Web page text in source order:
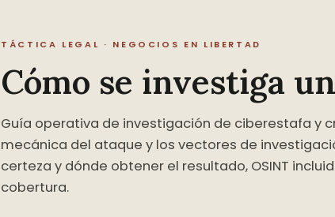
TÁCTICA LEGAL · NEGOCIOS EN LIBERTAD
Cómo se investiga
Guía operativa de investigación de ciberestafa y
mecánica del ataque y los vectores de
certeza y dónde obtener el resultado, OSINT
cobertura.